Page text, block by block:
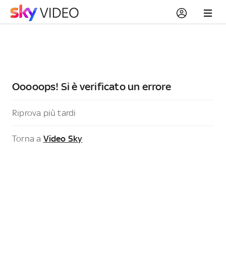
Ooooops! Si è verificato un errore
Riprova più tardi
Torna a Video Sky